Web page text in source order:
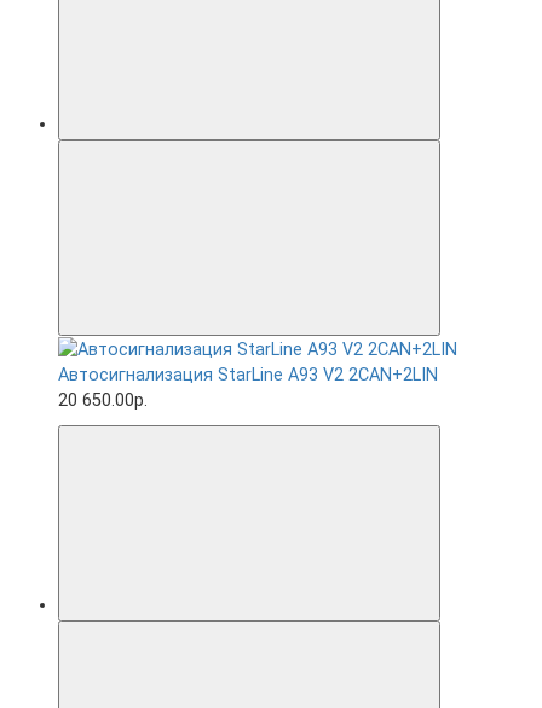
Автосигнализация StarLine A93 V2 2CAN+2LIN
20 650.00р.